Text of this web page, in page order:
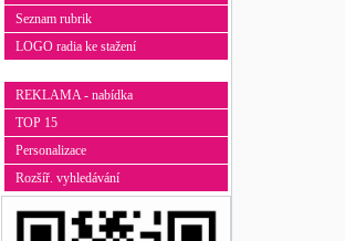
Seznam rubrik
LOGO radia ke stažení
REKLAMA - nabídka
TOP 15
Personalizace
Rozšíř. vyhledávání